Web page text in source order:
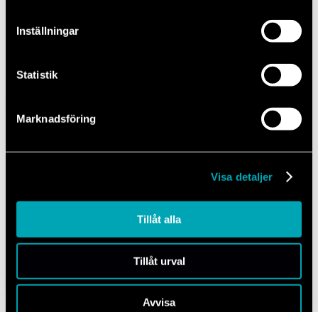
Inställningar
Statistik
Marknadsföring
Visa detaljer
Tillåt alla
Tillåt urval
Avvisa
—
Välj försäkringsbolag för att se din uppskattade kostnad.
Kostnaden för reparation eller byte styrs av din försäkrings-
hos en icke-auktoriserad verkstad. Skillnaden är att du hos oss får
Enkelt och tryggt – vi guidar dig hela vägen